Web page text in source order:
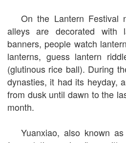
On the Lantern Festival
alleys are decorated with
banners, people watch
lanterns, guess lantern
(glutinous rice ball). During
dynasties, it had its heyday,
from dusk until dawn to the
month.
Yuanxiao, also known